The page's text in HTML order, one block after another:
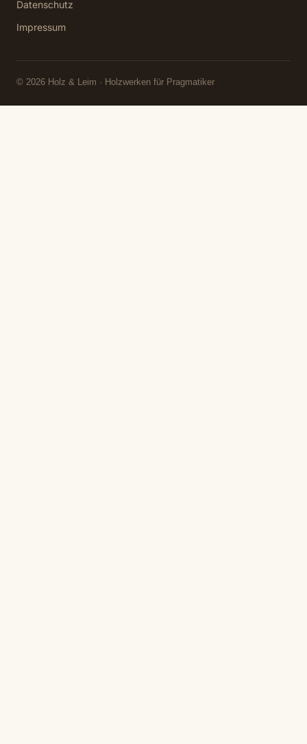
Datenschutz
Impressum
© 2026 Holz & Leim · Holzwerken für Pragmatiker